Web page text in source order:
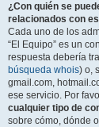
¿Con quién se
relacionados con
Cada uno de los
“El Equipo” es un
respuesta debería
búsqueda whois) o,
gmail.com,
ese servicio. Por
cualquier tipo de
sobre cómo, dónde